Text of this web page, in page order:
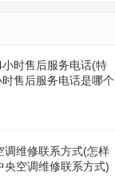
时售后服务电话(特
售后服务电话是哪个
调维修联系方式(怎样
央空调维修联系方式)